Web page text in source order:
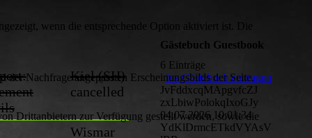
Kiel (SH)
cancelled
Wismar
Gästebuch Guestbook
6 Einträge
Ins Gästebuch eintragen
JvFddxcqMApgvfcZJ
zxLbiwPolokqIxoGJy
04.07.2026 10:01:34
YdKlDrmcETkdVYAsV
wenn die entsprechende Option aktiviert ist. Die
Nachfrage angepassten Erscheinungsbilds der Seite.
Drittanbietern zur Verfügung gestellt werden, sowie die